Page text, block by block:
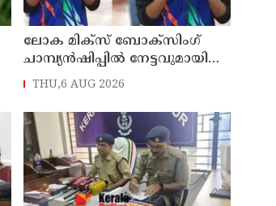
ലോക മിക്സ് ബോക്സിംഗ്
ചാമ്പ്യൻഷിപ്പിൽ നേട്ടവുമായി
മലയാളി; ഇയാസ് മുഹമ്മദിന്
THU,6 AUG 2026